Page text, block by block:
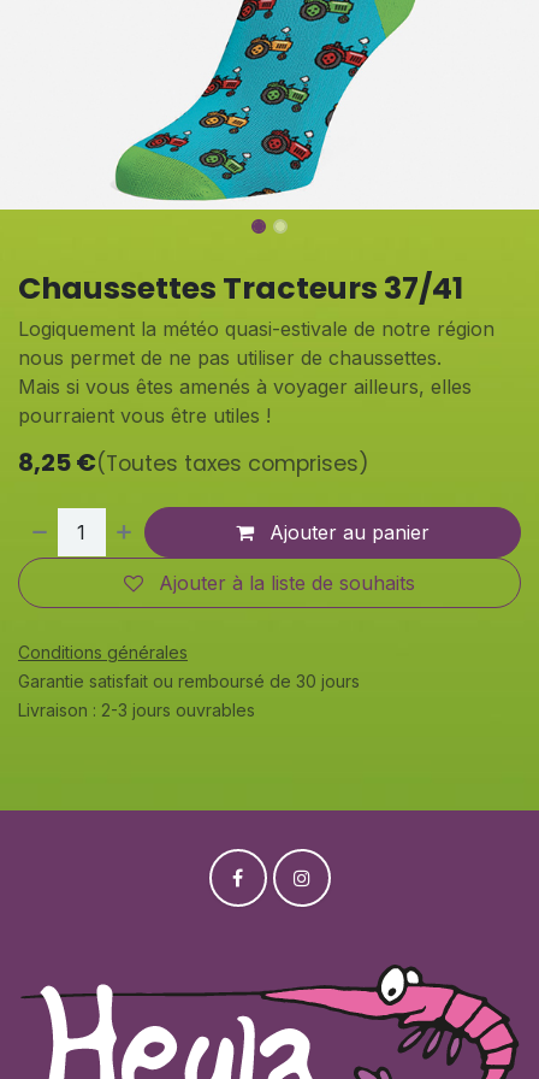
Chaussettes Tracteurs 37/41
Logiquement la météo quasi-estivale de notre région
nous permet de ne pas utiliser de chaussettes.
Mais si vous êtes amenés à voyager ailleurs, elles
pourraient vous être utiles !
8,25€(Toutes taxes comprises)
Ajouter au panier
Ajouter à la liste de souhaits
Conditions générales
Garantie satisfait ou remboursé de 30 jours
Livraison : 2-3 jours ouvrables